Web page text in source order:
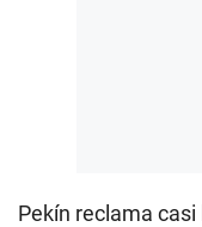
Pekín reclama